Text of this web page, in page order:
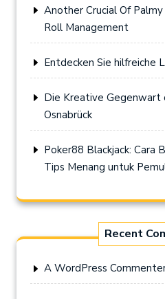
Another Crucial Of
Roll Management
Entdecken Sie hilfreiche
Die Kreative Gegenwart
Osnabrück
Poker88 Blackjack: Cara
Tips Menang untuk
Recent
A WordPress